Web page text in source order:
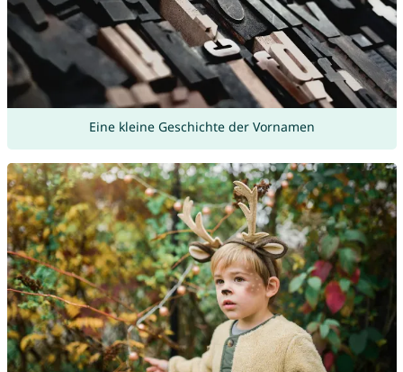
Eine kleine Geschichte der Vornamen